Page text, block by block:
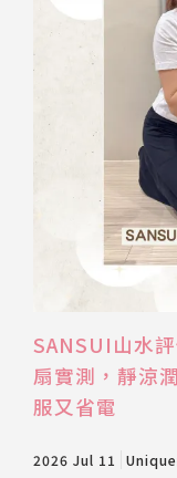
SANSUI山水
扇實測，靜涼
服又省電
2026 Jul 11